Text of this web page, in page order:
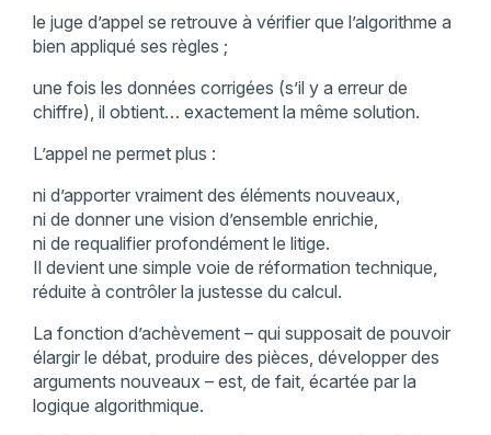
le juge d’appel se retrouve à vérifier que l’algorithme a
bien appliqué ses règles ;
une fois les données corrigées (s’il y a erreur de
chiffre), il obtient… exactement la même solution.
L’appel ne permet plus :
ni d’apporter vraiment des éléments nouveaux,
ni de donner une vision d’ensemble enrichie,
ni de requalifier profondément le litige.
Il devient une simple voie de réformation technique,
réduite à contrôler la justesse du calcul.
La fonction d’achèvement – qui supposait de pouvoir
élargir le débat, produire des pièces, développer des
arguments nouveaux – est, de fait, écartée par la
logique algorithmique.